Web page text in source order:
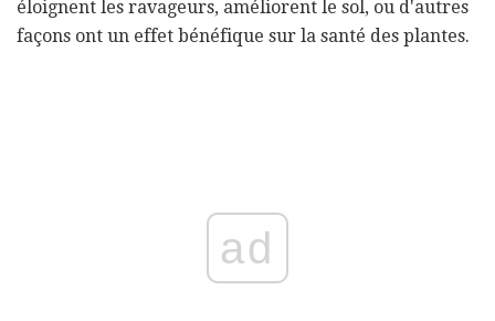
éloignent les ravageurs, améliorent le sol, ou d'autres
façons ont un effet bénéfique sur la santé des plantes.
ad